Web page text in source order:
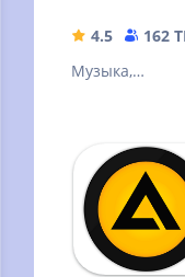
4.5 162
Музыка,
интернета!
Скачивайте
и слушайте
оффлайн